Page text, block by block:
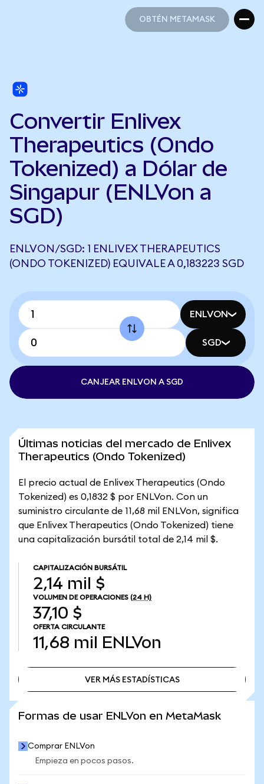
OBTÉN METAMASK
Convertir Enlivex
Therapeutics (Ondo
Tokenized) a Dólar de
Singapur (ENLVon a
SGD)
ENLVON/SGD: 1 ENLIVEX THERAPEUTICS
(ONDO TOKENIZED) EQUIVALE A 0,183223 SGD
ENLVON
SGD
CANJEAR ENLVON A SGD
Últimas noticias del mercado de Enlivex
Therapeutics (Ondo Tokenized)
El precio actual de Enlivex Therapeutics (Ondo
Tokenized) es 0,1832 $ por ENLVon. Con un
suministro circulante de 11,68 mil ENLVon, significa
que Enlivex Therapeutics (Ondo Tokenized) tiene
una capitalización bursátil total de 2,14 mil $.
CAPITALIZACIÓN BURSÁTIL
2,14 mil $
VOLUMEN DE OPERACIONES (24 H)
37,10 $
OFERTA CIRCULANTE
11,68 mil ENLVon
VER MÁS ESTADÍSTICAS
Formas de usar ENLVon en MetaMask
Comprar ENLVon
Empieza en pocos pasos.